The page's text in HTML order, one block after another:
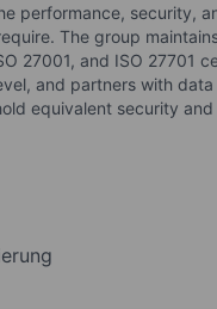
performance, security,
The group
27001, and ISO 27701
and partners with
equivalent security